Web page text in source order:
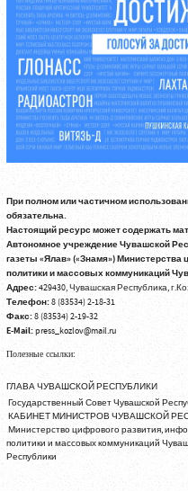
При полном или частичном
обязательна.
Настоящий ресурс может содержать
Автономное учреждение Чувашской
газеты «Ялав» («Знамя»)
политики и массовых коммуникаций
Адрес:429430, Чувашская Республика,
Телефон:8 (83534) 2-18-31
Факс:8 (83534) 2-19-32
E-Mail:press_kozlov@mail.ru
Полезные ссылки:
ГЛАВА ЧУВАШСКОЙ РЕСПУБЛИКИ
Государственный Совет Чувашской
КАБИНЕТ МИНИСТРОВ ЧУВАШСКОЙ
Министерство цифрового развития,
политики и массовых коммуникаций
Республики